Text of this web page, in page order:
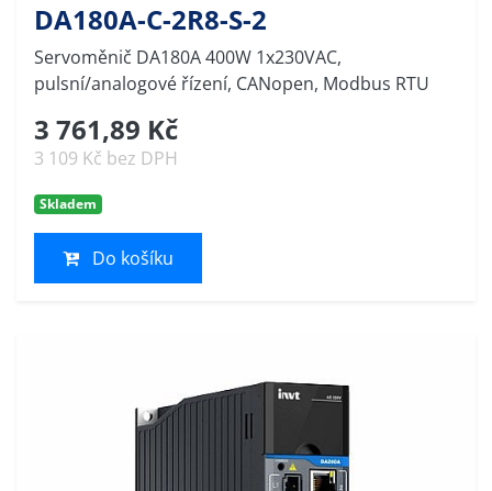
DA180A-C-2R8-S-2
Servoměnič DA180A 400W 1x230VAC,
pulsní/analogové řízení, CANopen, Modbus RTU
3 761,89 Kč
3 109 Kč bez DPH
Skladem
Do košíku